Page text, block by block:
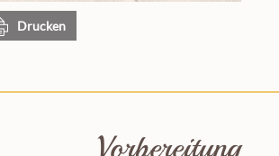
Drucken
Vorbereitung